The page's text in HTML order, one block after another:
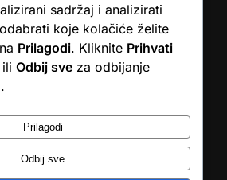
je ljudski pristup i njihova briga da
U većini web shopova nitko vas ne
…
sadržaj i analizirati
koje kolačiće želite
Prilagodi. Kliknite Prihvati
Odbij sve za odbijanje
Prilagodi
Odbij sve